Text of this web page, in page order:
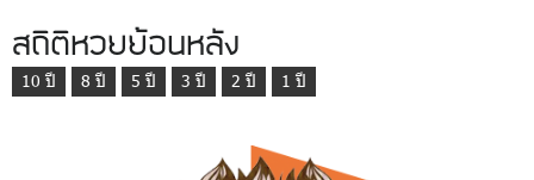
สถิติหวยย้อนหลัง
10 ปี 8 ปี 5 ปี 3 ปี 2 ปี 1 ปี